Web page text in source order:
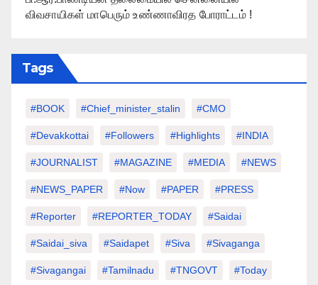
விவசாயிகள் மாபெரும் உண்ணாவிரத போராட்டம் !
Tags
#BOOK #chief_minister_stalin #CMO
#devakkottai #followers #highlights #INDIA
#JOURNALIST #MAGAZINE #MEDIA #NEWS
#NEWS_PAPER #Now #PAPER #PRESS
#Reporter #REPORTER_TODAY #saidai
#saidai_siva #saidapet #Siva #Sivaganga
#sivagangai #tamilnadu #TNGOVT #today